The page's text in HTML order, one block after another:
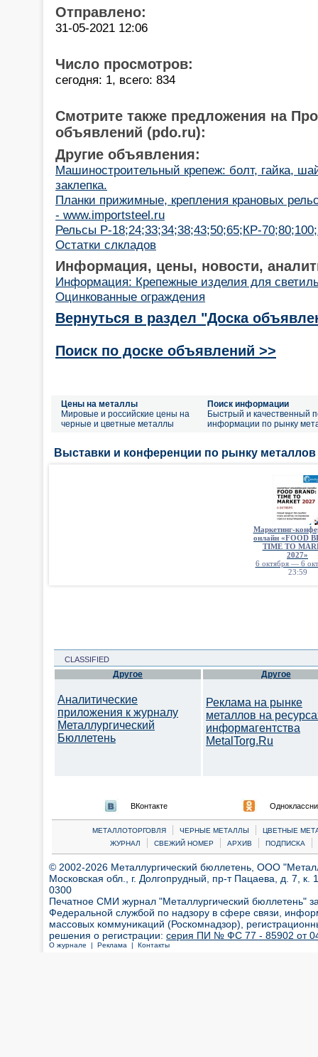
Отправлено:
31-05-2021 12:06
Число просмотров:
сегодня: 1, всего: 834
Смотрите также предложения на
объявлений (pdo.ru):
Другие объявления:
Машиностроительный крепеж: болт, гайка,
заклепка.
Планки прижимные, крепления крановых
- www.importsteel.ru
Рельсы Р-18;24;33;34;38;43;50;65;КР-
Остатки слкладов
Информация, цены, новости,
Информация: Крепежные изделия для
Оцинкованные ограждения
Вернуться в раздел "Доска
Поиск по доске объявлений >>
Цены на металлы
Мировые и российские цены на
черные и цветные металлы
Поиск информации
Быстрый и качественный
информации по рынку
Выставки и конференции по рынку
Маркетинг-
онлайн «FOOD
TIME TO
2027»
6 октября — 6
23:59
CLASSIFIED
Другое
Аналитические
приложения к журналу
Металлургический
Бюллетень
Другое
Реклама на рынке
металлов на
информагентства
MetalTorg.Ru
ВКонтакте
МЕТАЛЛОТОРГОВЛЯ | ЧЕРНЫЕ МЕТАЛЛЫ |
ЦВЕТНЫЕ
ЖУРНАЛ
| СВЕЖИЙ НОМЕР | АРХИВ | ПОДПИСКА |
© 2002-2026 Металлургический бюллетень, ООО
Московская обл., г. Долгопрудный, пр-т Пацаева, д. 7,
0300
Печатное СМИ журнал "Металлургический бюллетень"
Федеральной службой по надзору в сфере связи,
массовых коммуникаций (Роскомнадзор),
решения о регистрации: серия ПИ № ФС 77 - 85902 от 04
О журнале | Реклама | Контакты